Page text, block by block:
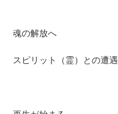
魂の解放へ
スピリット（霊）との遭遇